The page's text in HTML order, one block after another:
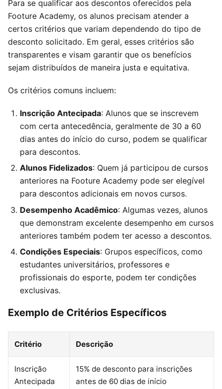
Para se qualificar aos descontos oferecidos pela
Footure Academy, os alunos precisam atender a
certos critérios que variam dependendo do tipo de
desconto solicitado. Em geral, esses critérios são
transparentes e visam garantir que os benefícios
sejam distribuídos de maneira justa e equitativa.
Os critérios comuns incluem:
Inscrição Antecipada: Alunos que se inscrevem
com certa antecedência, geralmente de 30 a 60
dias antes do início do curso, podem se qualificar
para descontos.
Alunos Fidelizados: Quem já participou de cursos
anteriores na Footure Academy pode ser elegível
para descontos adicionais em novos cursos.
Desempenho Acadêmico: Algumas vezes, alunos
que demonstram excelente desempenho em cursos
anteriores também podem ter acesso a descontos.
Condições Especiais: Grupos específicos, como
estudantes universitários, professores e
profissionais do esporte, podem ter condições
exclusivas.
Exemplo de Critérios Específicos
Critério Descrição
Inscrição
Antecipada
15% de desconto para inscrições
antes de 60 dias de início